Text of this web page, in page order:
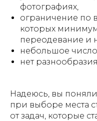
фотографиях,
ограничение по
которых минимум
переодевание и
небольшое
нет
Надеюсь, вы
при выборе места
от задач, которые